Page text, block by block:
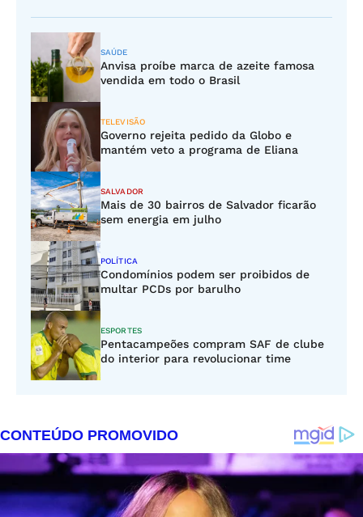
SAÚDE
Anvisa proíbe marca de azeite famosa
vendida em todo o Brasil
TELEVISÃO
Governo rejeita pedido da Globo e
mantém veto a programa de Eliana
SALVADOR
Mais de 30 bairros de Salvador ficarão
sem energia em julho
POLÍTICA
Condomínios podem ser proibidos de
multar PCDs por barulho
ESPORTES
Pentacampeões compram SAF de clube
do interior para revolucionar time